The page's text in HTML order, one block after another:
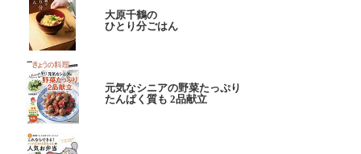
大原千鶴の
ひとり分ごはん
元気なシニアの野菜たっぷり
たんぱく質も 2品献立